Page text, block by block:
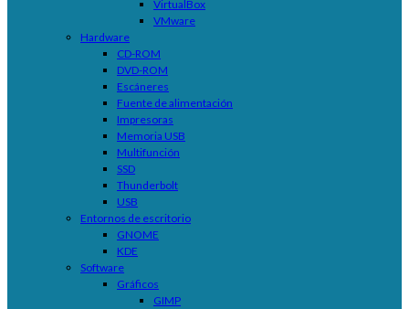
VirtualBox
VMware
Hardware
CD-ROM
DVD-ROM
Escáneres
Fuente de alimentación
Impresoras
Memoria USB
Multifunción
SSD
Thunderbolt
USB
Entornos de escritorio
GNOME
KDE
Software
Gráficos
GIMP